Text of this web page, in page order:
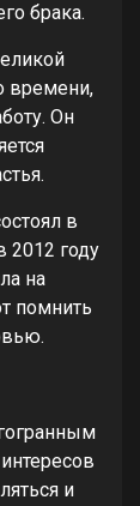
брака.
времени,
Он
в
2012 году
на
помнить
и